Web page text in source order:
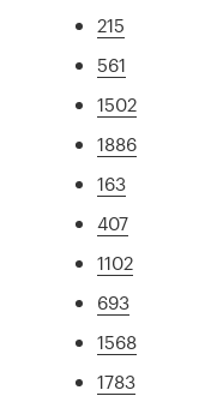
215
561
1502
1886
163
407
1102
693
1568
1783